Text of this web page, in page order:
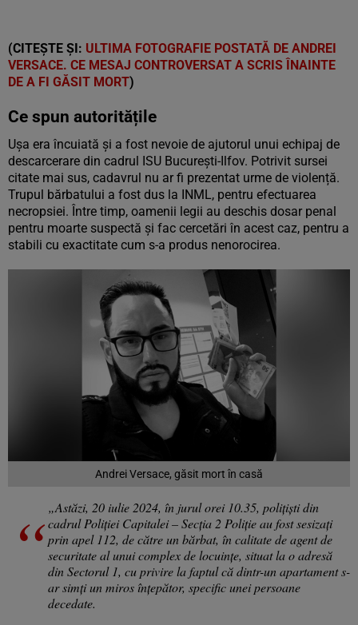
(CITEȘTE ȘI: ULTIMA FOTOGRAFIE POSTATĂ DE ANDREI
VERSACE. CE MESAJ CONTROVERSAT A SCRIS ÎNAINTE
DE A FI GĂSIT MORT)
Ce spun autoritățile
Ușa era încuiată și a fost nevoie de ajutorul unui echipaj de
descarcerare din cadrul ISU București-Ilfov. Potrivit sursei
citate mai sus, cadavrul nu ar fi prezentat urme de violență.
Trupul bărbatului a fost dus la INML, pentru efectuarea
necropsiei. Între timp, oamenii legii au deschis dosar penal
pentru moarte suspectă și fac cercetări în acest caz, pentru a
stabili cu exactitate cum s-a produs nenorocirea.
Andrei Versace, găsit mort în casă
„Astăzi, 20 iulie 2024, în jurul orei 10.35, polițiști din
cadrul Poliției Capitalei – Secția 2 Poliție au fost sesizați
prin apel 112, de către un bărbat, în calitate de agent de
securitate al unui complex de locuințe, situat la o adresă
din Sectorul 1, cu privire la faptul că dintr-un apartament s-
ar simți un miros înțepător, specific unei persoane
decedate.